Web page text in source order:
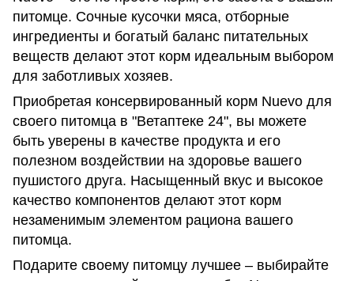
питомце. Сочные кусочки мяса, отборные
ингредиенты и богатый баланс питательных
веществ делают этот корм идеальным выбором
для заботливых хозяев.
Приобретая консервированный корм Nuevo для
своего питомца в "Ветаптеке 24", вы можете
быть уверены в качестве продукта и его
полезном воздействии на здоровье вашего
пушистого друга. Насыщенный вкус и высокое
качество компонентов делают этот корм
незаменимым элементом рациона вашего
питомца.
Подарите своему питомцу лучшее – выбирайте